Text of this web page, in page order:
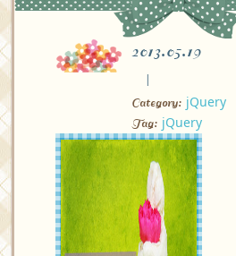
2013.05.19
Category: jQuery
Tag: jQuery